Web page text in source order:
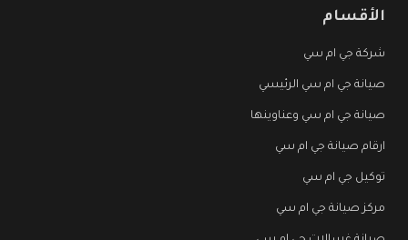
الأقسام
شركة جي ام سي
صيانة جي ام سي الرئيسي
صيانة جي ام سي وعناوينها
ارقام صيانة جي ام سي
توكيل جي ام سي
مركز صيانة جي ام سي